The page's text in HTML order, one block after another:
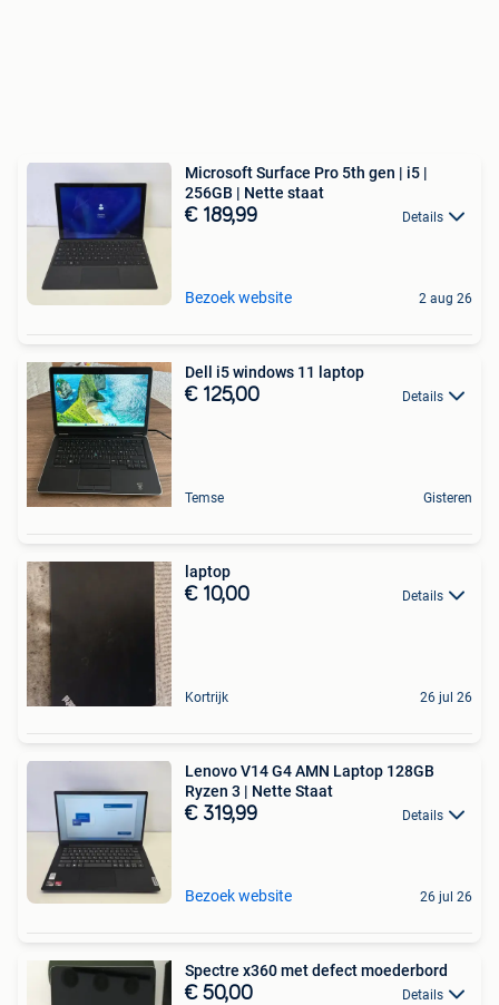
Microsoft Surface Pro 5th gen | i5 |
256GB | Nette staat
€ 189,99 Details
Bezoek website 2 aug 26
Dell i5 windows 11 laptop
€ 125,00 Details
Temse Gisteren
laptop
€ 10,00 Details
Kortrijk 26 jul 26
Lenovo V14 G4 AMN Laptop 128GB
Ryzen 3 | Nette Staat
€ 319,99 Details
Bezoek website 26 jul 26
Spectre x360 met defect moederbord
€ 50,00 Details